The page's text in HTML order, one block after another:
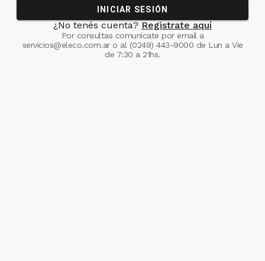
INICIAR SESIÓN
¿No tenés cuenta? Registrate aquí
Por consultas comunicate por email a
servicios@eleco.com.aro al (0249) 443-9000 de Lun a Vie
de 7:30 a 21hs.